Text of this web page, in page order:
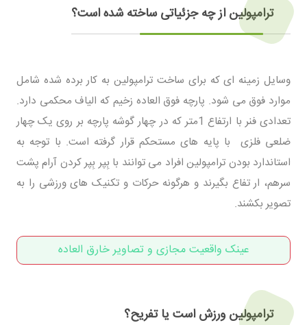
ترامپولین از چه جزئیاتی ساخته شده است؟
وسایل زمینه ای که برای ساخت ترامپولین به کار برده شده شامل
موارد فوق می شود. پارچه فوق العاده زخیم که الیاف محکمی دارد.
تعدادی فنر با ارتفاع 1متر که در چهار گوشه پارچه بر روی یک چهار
ضلعی فلزی با پایه های مستحکم قرار گرفته است. با توجه به
استاندارد بودن ترامپولین افراد می توانند با بِپر بِپر کردن آرام پشت
سرهم، ار تفاع بگیرند و هرگونه حرکات و تکنیک های ورزشی را به
تصویر بکشند.
عینک واقعیت مجازی و تصاویر خارق العاده
ترامپولین ورزش است یا تفریح؟